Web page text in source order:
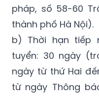
pháp, số 58-60
thành phố Hà Nội).
b) Thời hạn tiếp
tuyển: 30 ngày
ngày từ thứ Hai
từ ngày Thông